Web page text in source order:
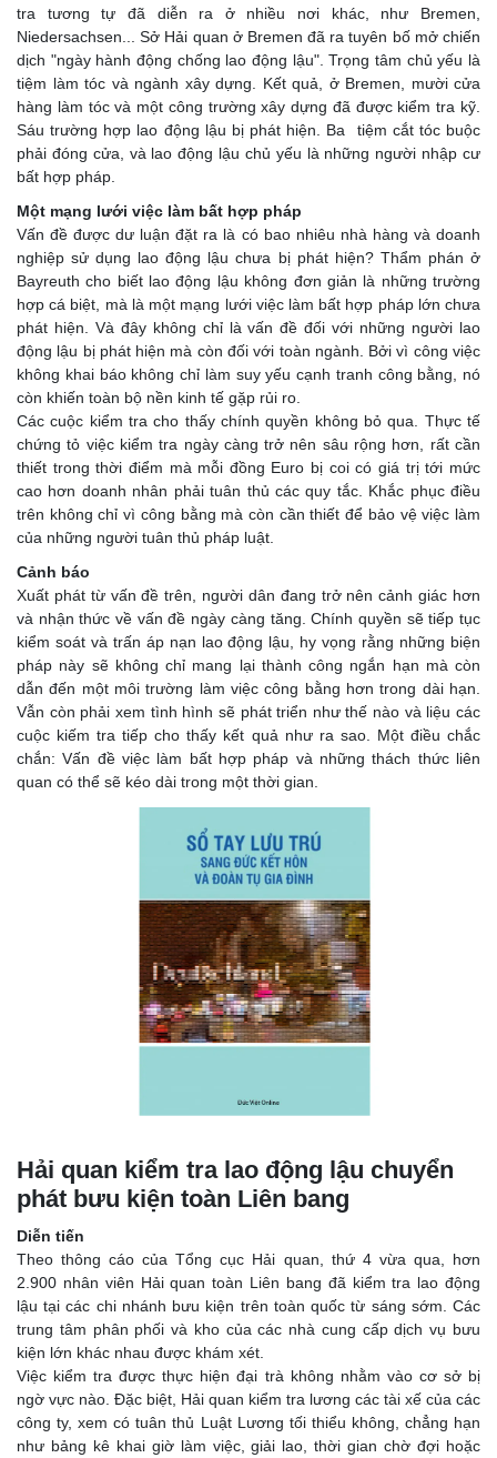
tra tương tự đã diễn ra ở nhiều nơi khác, như Bremen,
Niedersachsen... Sở Hải quan ở Bremen đã ra tuyên bố mở chiến
dịch "ngày hành động chống lao động lậu". Trọng tâm chủ yếu là
tiệm làm tóc và ngành xây dựng. Kết quả, ở Bremen, mười cửa
hàng làm tóc và một công trường xây dựng đã được kiểm tra kỹ.
Sáu trường hợp lao động lậu bị phát hiện. Ba tiệm cắt tóc buộc
phải đóng cửa, và lao động lậu chủ yếu là những người nhập cư
bất hợp pháp.
Một mạng lưới việc làm bất hợp pháp
Vấn đề được dư luận đặt ra là có bao nhiêu nhà hàng và doanh
nghiệp sử dụng lao động lậu chưa bị phát hiện? Thẩm phán ở
Bayreuth cho biết lao động lậu không đơn giản là những trường
hợp cá biệt, mà là một mạng lưới việc làm bất hợp pháp lớn chưa
phát hiện. Và đây không chỉ là vấn đề đối với những người lao
động lậu bị phát hiện mà còn đối với toàn ngành. Bởi vì công việc
không khai báo không chỉ làm suy yếu cạnh tranh công bằng, nó
còn khiến toàn bộ nền kinh tế gặp rủi ro.
Các cuộc kiểm tra cho thấy chính quyền không bỏ qua. Thực tế
chứng tỏ việc kiểm tra ngày càng trở nên sâu rộng hơn, rất cần
thiết trong thời điểm mà mỗi đồng Euro bị coi có giá trị tới mức
cao hơn doanh nhân phải tuân thủ các quy tắc. Khắc phục điều
trên không chỉ vì công bằng mà còn cần thiết để bảo vệ việc làm
của những người tuân thủ pháp luật.
Cảnh báo
Xuất phát từ vấn đề trên, người dân đang trở nên cảnh giác hơn
và nhận thức về vấn đề ngày càng tăng. Chính quyền sẽ tiếp tục
kiểm soát và trấn áp nạn lao động lậu, hy vọng rằng những biện
pháp này sẽ không chỉ mang lại thành công ngắn hạn mà còn
dẫn đến một môi trường làm việc công bằng hơn trong dài hạn.
Vẫn còn phải xem tình hình sẽ phát triển như thế nào và liệu các
cuộc kiếm tra tiếp cho thấy kết quả như ra sao. Một điều chắc
chắn: Vấn đề việc làm bất hợp pháp và những thách thức liên
quan có thể sẽ kéo dài trong một thời gian.
Hải quan kiểm tra lao động lậu chuyển
phát bưu kiện toàn Liên bang
Diễn tiến
Theo thông cáo của Tổng cục Hải quan, thứ 4 vừa qua, hơn
2.900 nhân viên Hải quan toàn Liên bang đã kiểm tra lao động
lậu tại các chi nhánh bưu kiện trên toàn quốc từ sáng sớm. Các
trung tâm phân phối và kho của các nhà cung cấp dịch vụ bưu
kiện lớn khác nhau được khám xét.
Việc kiểm tra được thực hiện đại trà không nhằm vào cơ sở bị
ngờ vực nào. Đặc biệt, Hải quan kiểm tra lương các tài xế của các
công ty, xem có tuân thủ Luật Lương tối thiểu không, chẳng hạn
như bảng kê khai giờ làm việc, giải lao, thời gian chờ đợi hoặc